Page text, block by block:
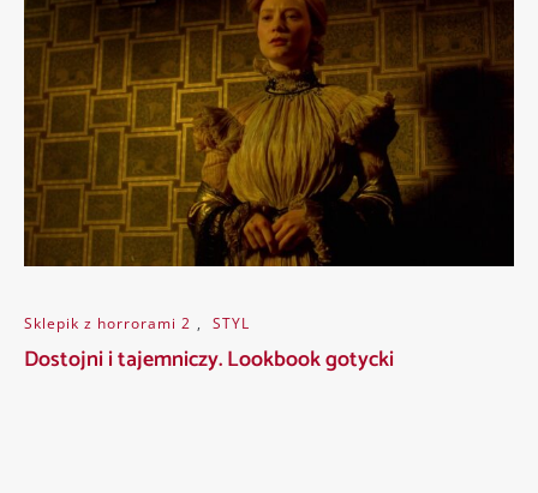
Sklepik z horrorami 2 , STYL
Dostojni i tajemniczy. Lookbook gotycki